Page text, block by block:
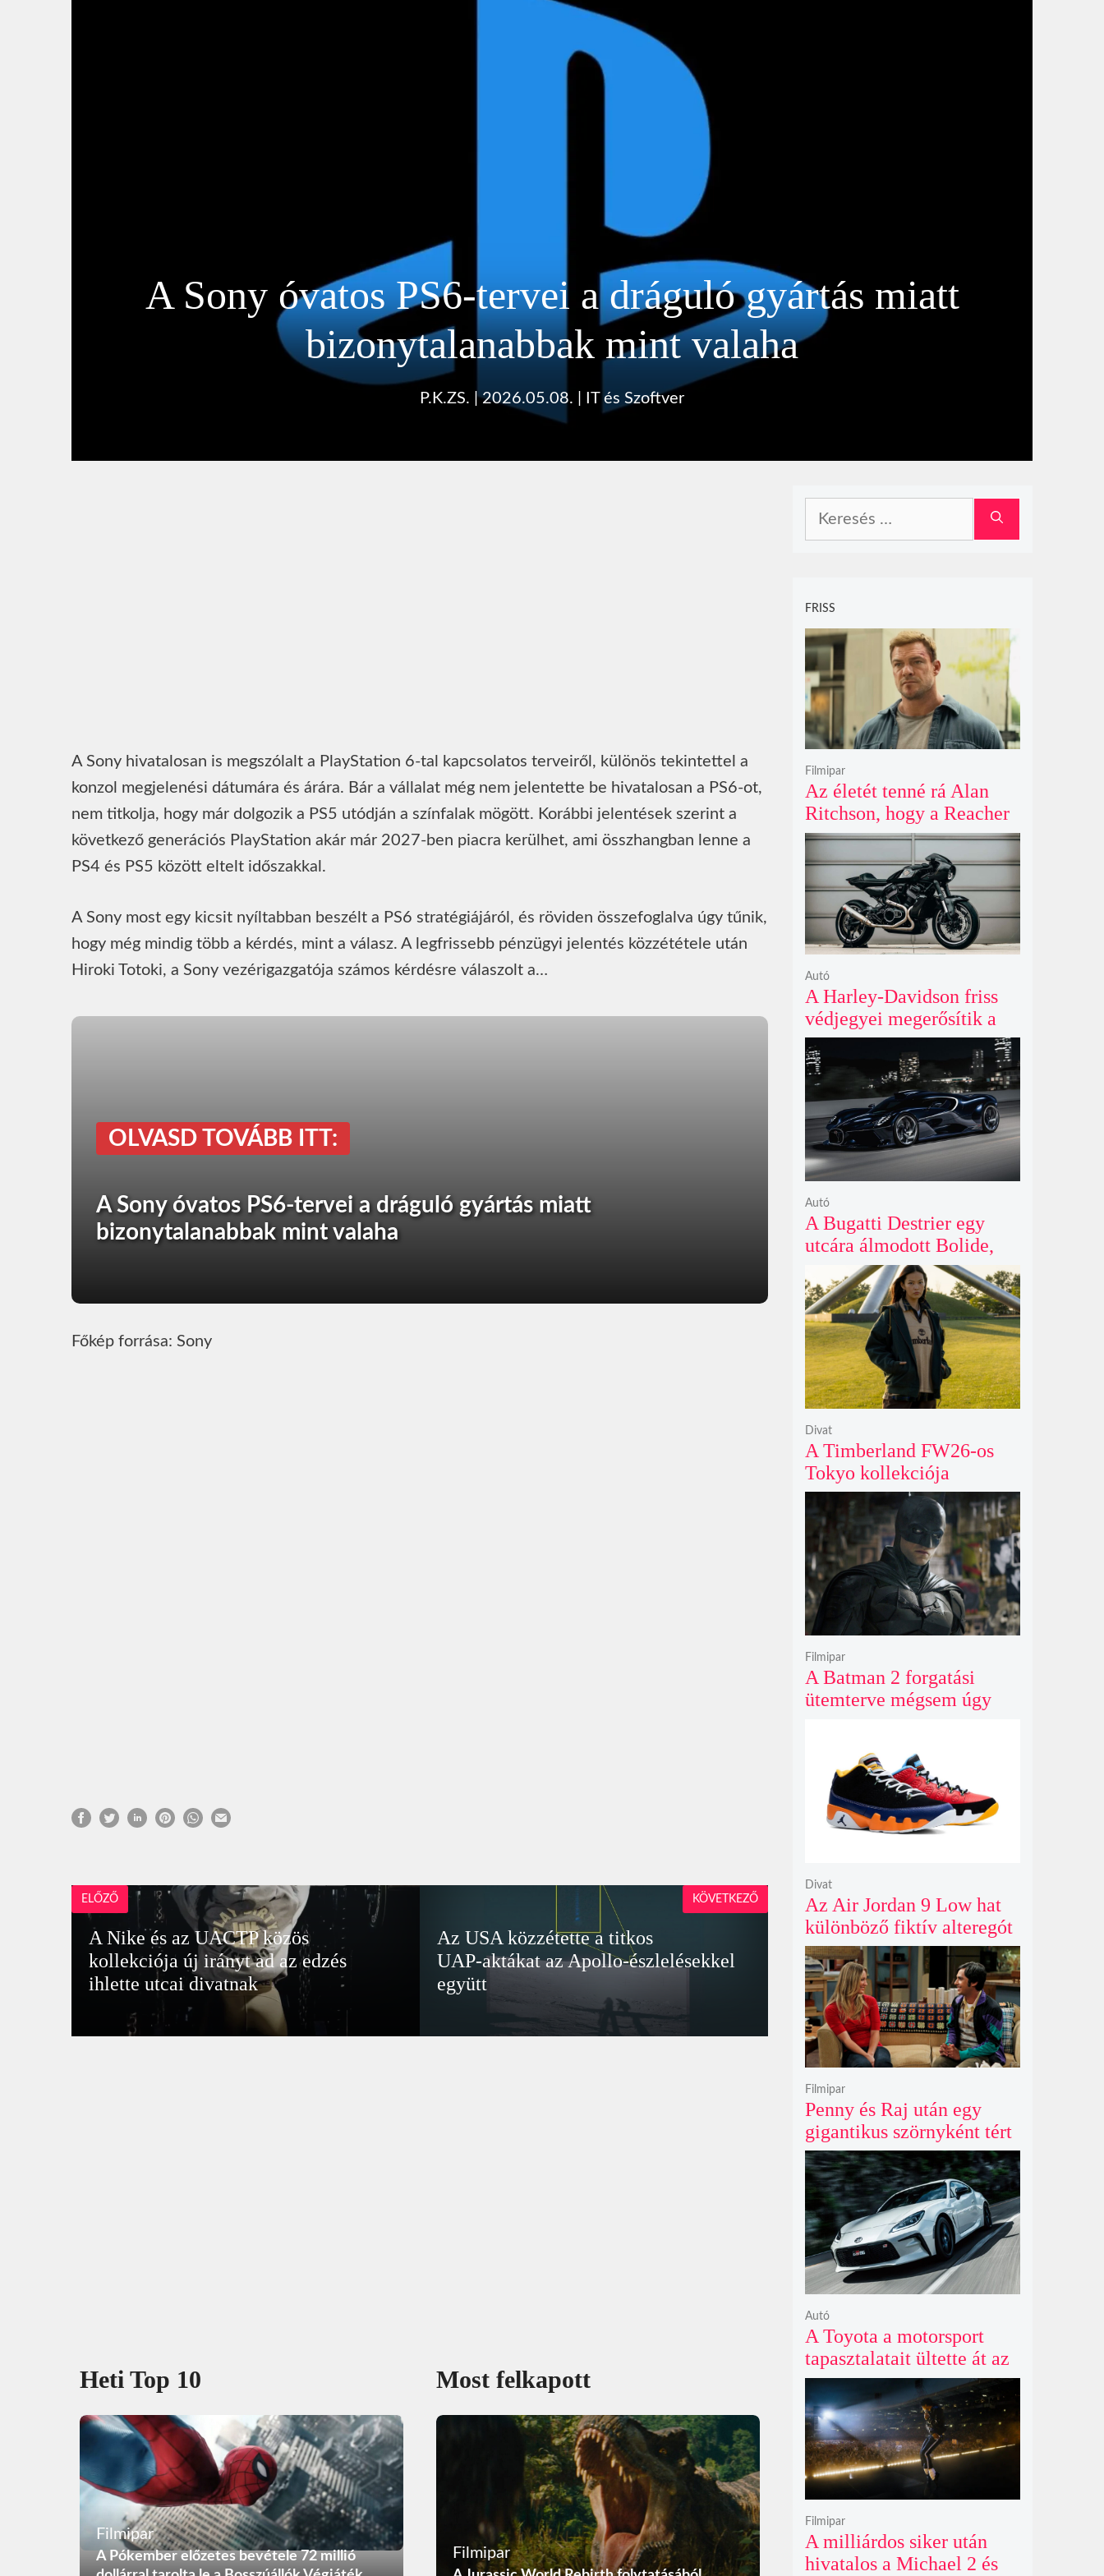
A Sony óvatos PS6-tervei a dráguló gyártás miatt
bizonytalanabbak mint valaha
P.K.ZS. |2026.05.08. IT és Szoftver
A Sony hivatalosan is megszólalt a PlayStation 6-tal kapcsolatos terveiről, különös tekintettel a
konzol megjelenési dátumára és árára. Bár a vállalat még nem jelentette be hivatalosan a PS6-ot,
nem titkolja, hogy már dolgozik a PS5 utódján a színfalak mögött. Korábbi jelentések szerint a
következő generációs PlayStation akár már 2027-ben piacra kerülhet, ami összhangban lenne a
PS4 és PS5 között eltelt időszakkal.
A Sony most egy kicsit nyíltabban beszélt a PS6 stratégiájáról, és röviden összefoglalva úgy tűnik,
hogy még mindig több a kérdés, mint a válasz. A legfrissebb pénzügyi jelentés közzététele után
Hiroki Totoki, a Sony vezérigazgatója számos kérdésre válaszolt a…
OLVASD TOVÁBB ITT:
A Sony óvatos PS6-tervei a dráguló gyártás miatt
bizonytalanabbak mint valaha
Főkép forrása: Sony
ELŐZŐ
A Nike és az UACTP közös
kollekciója új irányt ad az edzés
ihlette utcai divatnak
Az USA közzétette a titkos
UAP‑aktákat az Apollo‑észlelésekkel
együtt
KÖVETKEZŐ
Heti Top 10
Filmipar
A Pókember előzetes bevétele 72 millió
Most felkapott
Filmipar
FRISS
Az életét tenné rá Alan
Ritchson, hogy a Reacher
negyedik évada mindent
felülmúl
Filmipar
A Harley-Davidson friss
védjegyei megerősítik a
lenyűgöző café racer és
flat tracker szériagyártását
Autó
A Bugatti Destrier egy
utcára álmodott Bolide,
ami a pályaautók
brutalitását öltözteti
egyedi karosszériába
Autó
A Timberland FW26-os
Tokyo kollekciója
flanellel, kordbársonnyal
és bőrrel gondolja újra az
időtlen örökséget
Divat
A Batman 2 forgatási
ütemterve mégsem úgy
Filmipar
Az Air Jordan 9 Low hat
különböző fiktív alteregót
gyúr egyetlen őrült
dizájnba
Divat
Penny és Raj után egy
gigantikus szörnyként tért
vissza valaki az
Agymenők legújabb spin-
offjában
Filmipar
A Toyota a motorsport
tapasztalatait ültette át az
új GR86 vezethetőségébe
és biztonságába
Autó
A milliárdos siker után
hivatalos a Michael 2 és
Filmipar